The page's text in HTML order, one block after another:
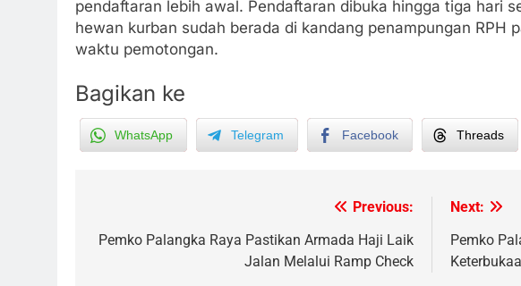
pendaftaran lebih awal. Pendaftaran dibuka hingga tiga hari
hewan kurban sudah berada di kandang penampungan RPH
waktu pemotongan.
Bagikan ke
WhatsApp Telegram Facebook Threads
navigation
Previous:
Pemko Palangka Raya Pastikan Armada Haji Laik
Jalan Melalui Ramp Check
Next:
Pemko